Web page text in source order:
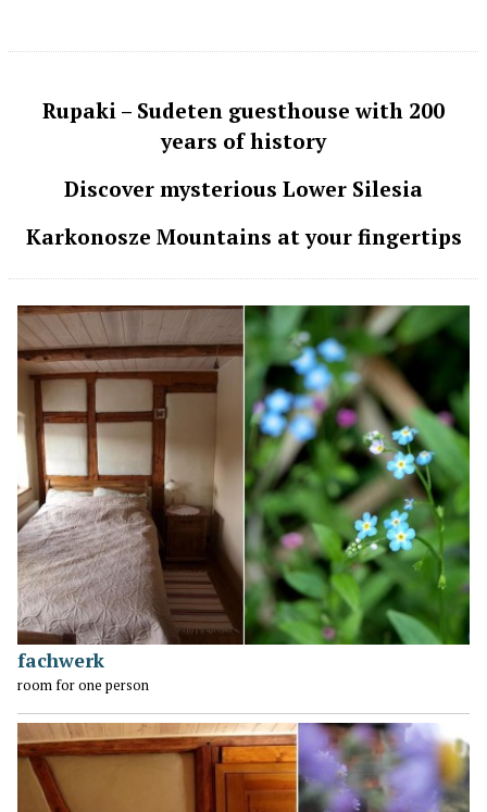
Rupaki – Sudeten guesthouse with 200
years of history
Discover mysterious Lower Silesia
Karkonosze Mountains at your fingertips
fachwerk
room for one person